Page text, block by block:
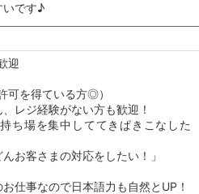
いです♪
迎
可を得ている方◎）
レジ経験がない方も歓迎！
ち場を集中しててきぱきこなした
お客さまの対応をしたい！」
仕事なので日本語力も自然とUP！